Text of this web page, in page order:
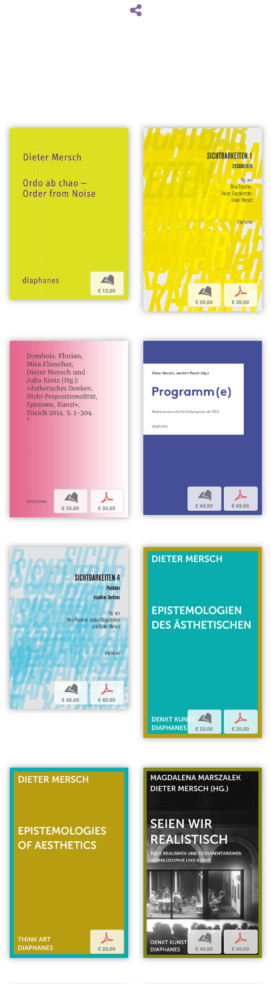
b
€ 12,00 b
€ 30,00
p
€ 30,00
b
€ 35,00
p
€ 35,00
b
€ 49,95
p
€ 49,95
b
€ 40,00
p
€ 40,00
b
€ 20,00
p
€ 20,00
p
€ 20,00
b
€ 40,00
p
€ 40,00